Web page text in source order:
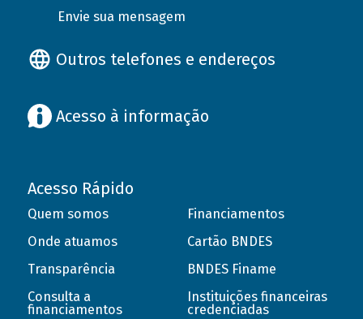
Envie sua mensagem
Outros telefones e endereços
Acesso à informação
Acesso Rápido
Quem somos
Onde atuamos
Transparência
Consulta a
financiamentos
Financiamentos
Cartão BNDES
BNDES Finame
Instituições financeiras
credenciadas